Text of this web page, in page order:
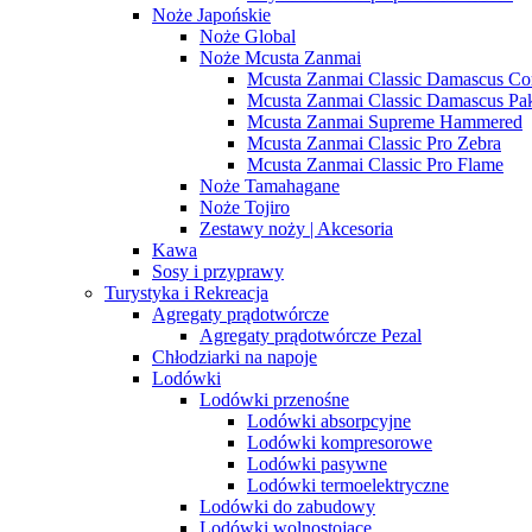
Noże Japońskie
Noże Global
Noże Mcusta Zanmai
Mcusta Zanmai Classic Damascus
Mcusta Zanmai Classic Damascus
Mcusta Zanmai Supreme Hammered
Mcusta Zanmai Classic Pro Zebra
Mcusta Zanmai Classic Pro Flame
Noże Tamahagane
Noże Tojiro
Zestawy noży | Akcesoria
Kawa
Sosy i przyprawy
Turystyka i Rekreacja
Agregaty prądotwórcze
Agregaty prądotwórcze Pezal
Chłodziarki na napoje
Lodówki
Lodówki przenośne
Lodówki absorpcyjne
Lodówki kompresorowe
Lodówki pasywne
Lodówki termoelektryczne
Lodówki do zabudowy
Lodówki wolnostojące